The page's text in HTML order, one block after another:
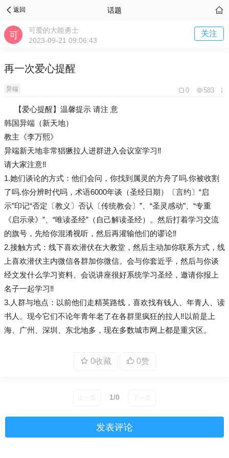
返回 话题
可爱的大能勇士
2023-09-21 09:06:43
关注
再一次爱心提醒
异端 0 583
【爱心️提醒】温馨提示 请注 意
韩国异端（新天地）
教主《李万熙》
异端新天地非常猖獗拉人进群进入会议室学习‼️
️️请大家注意‼️
1.她们谈论的方式：️️他们会问，你找到属灵的方舟了吗.你被收割
了吗.你分辨时代吗，术语6000年谈（圣经日期）〔言约〕“启
示”印记“否定〔教义〕否认〔传统教会〕”、“圣灵感动”、“专重
《启示录》”、“唯读圣经”（自己解读圣经）。然后打着学习交流
的旗号，先给你混淆视听，然后再灌输他们的谬论‼️
2.接触方式：线下喜欢潜伏在大教堂，然后主动加你联系方式，️️线
上喜欢潜伏主内微信各群加你微信。会与你套近乎，然后与你谈
经文发什么学习资料、会说讲座很好系统学习圣经，邀请你报上
名子一起学习‼️
3.人群与地点：以前他们走精英路线，喜欢找有钱人、年青人、读
书人。️️现今它们不论年青年老了在各群里疯狂的拉人‼️以前是上
海、广州、深圳、东北地多，现在多数城市网上都是重灾区。
0收藏 0赞
1/0
发表评论